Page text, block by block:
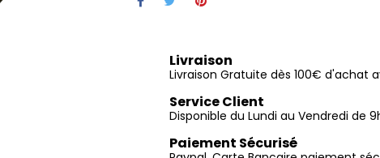
Livraison
Livraison Gratuite dès 100€ d'achat
Service Client
Disponible du Lundi au Vendredi de
Paiement Sécurisé